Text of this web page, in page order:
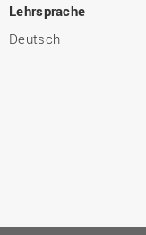
Lehrsprache
Deutsch